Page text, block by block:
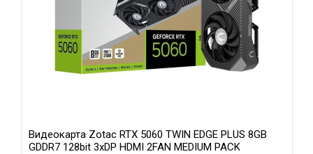
Видеокарта Zotac RTX 5060 TWIN EDGE PLUS 8GB
GDDR7 128bit 3xDP HDMI 2FAN MEDIUM PACK